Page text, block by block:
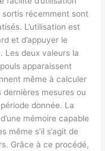
récemment sont
L’utilisation est
et d’appuyer le
Les deux valeurs la
apparaissent
même à calculer
mesures ou
donnée. La
mémoire capable
même s’il s’agit de
Grâce à ce procédé,